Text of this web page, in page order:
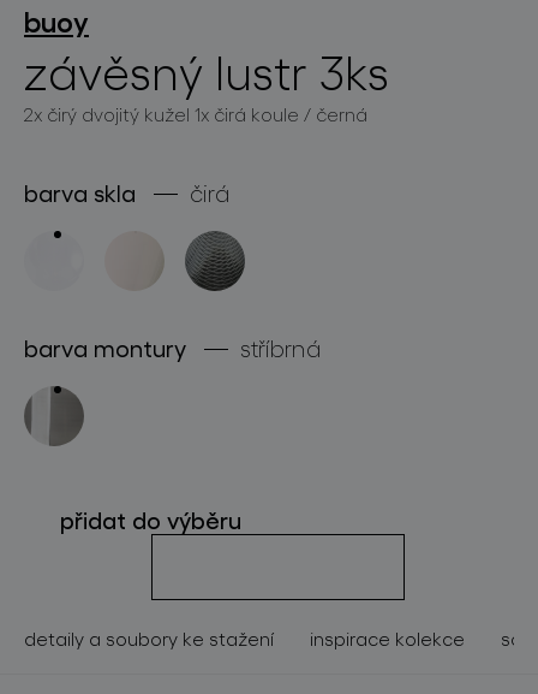
produkty
pro profesionály
sledujte nás
buoy
závěsný lustr 3ks
2x čirý dvojitý kužel 1x čirá koule / černá
barva skla čirá
barva montury stříbrná
přidat do výběru
detaily a soubory ke stažení inspirace kolekce